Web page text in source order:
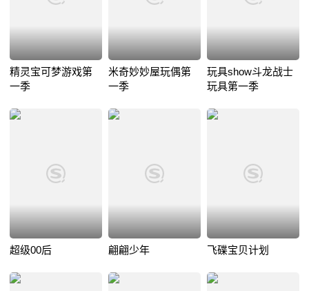
精灵宝可梦游戏第
一季
米奇妙妙屋玩偶第
一季
玩具show斗龙战士
玩具第一季
超级00后 翩翩少年 飞碟宝贝计划